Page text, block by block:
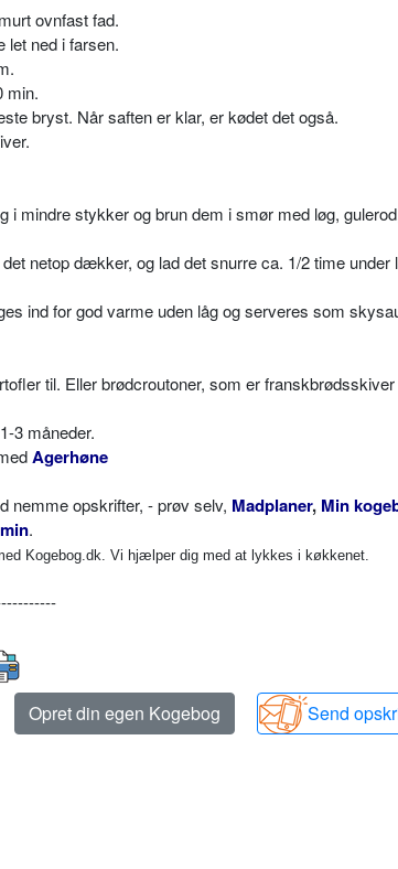
ovnfast fad.
let ned i farsen.
min.
bryst. Når saf­ten er klar, er kødet det også.
i mindre stykker og brun dem i smør med løg,
netop dækker, og lad det snurre ca. 1/2 time under
ind for god varme uden låg og serveres som
til. Eller brødcroutoner, som er
3 måneder.
Agerhøne
nemme opskrifter, - prøv selv, Madplaner, Min
.
Kogebog.dk. Vi hjælper dig med at lykkes i køkkenet.
Opret din egen Kogebog
Send